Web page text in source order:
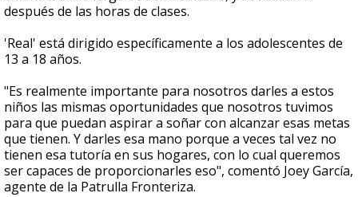
después de las horas de clases.
'Real' está dirigido específicamente a los adolescentes de
13 a 18 años.
"Es realmente importante para nosotros darles a estos
niños las mismas oportunidades que nosotros tuvimos
para que puedan aspirar a soñar con alcanzar esas metas
que tienen. Y darles esa mano porque a veces tal vez no
tienen esa tutoría en sus hogares, con lo cual queremos
ser capaces de proporcionarles eso", comentó Joey García,
agente de la Patrulla Fronteriza.